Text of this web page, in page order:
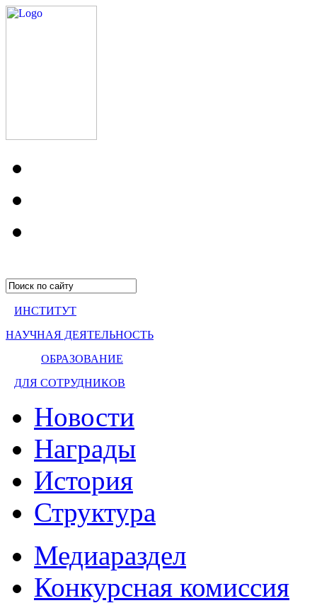
ИНСТИТУТ
НАУЧНАЯ ДЕЯТЕЛЬНОСТЬ
ОБРАЗОВАНИЕ
ДЛЯ СОТРУДНИКОВ
Новости
Награды
История
Структура
Медиараздел
Конкурсная комиссия